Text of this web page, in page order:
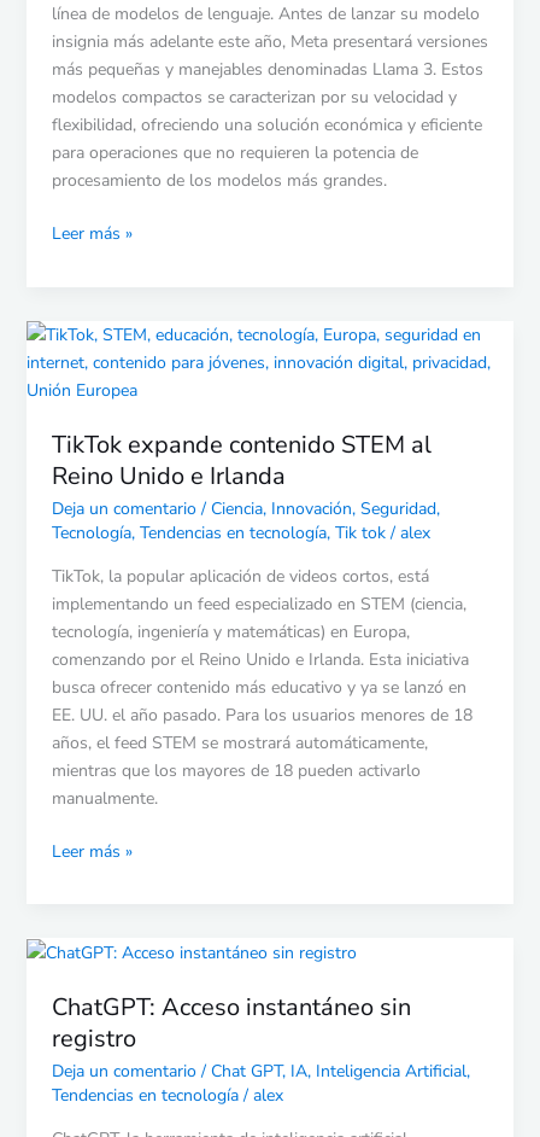
línea de modelos de lenguaje. Antes de lanzar su modelo
insignia más adelante este año, Meta presentará versiones
más pequeñas y manejables denominadas Llama 3. Estos
modelos compactos se caracterizan por su velocidad y
flexibilidad, ofreciendo una solución económica y eficiente
para operaciones que no requieren la potencia de
procesamiento de los modelos más grandes.
IA
económica
Leer más »
TikTok expande contenido STEM al
Reino Unido e Irlanda
Deja un comentario / Ciencia, Innovación, Seguridad,
Tecnología, Tendencias en tecnología, Tik tok/ alex
TikTok, la popular aplicación de videos cortos, está
implementando un feed especializado en STEM (ciencia,
tecnología, ingeniería y matemáticas) en Europa,
comenzando por el Reino Unido e Irlanda. Esta iniciativa
busca ofrecer contenido más educativo y ya se lanzó en
EE. UU. el año pasado. Para los usuarios menores de 18
años, el feed STEM se mostrará automáticamente,
mientras que los mayores de 18 pueden activarlo
manualmente.
TikTok
expande
contenido
al
Reino
Unido
e
Leer más »
ChatGPT: Acceso instantáneo sin
registro
Deja un comentario / Chat GPT, IA, Inteligencia Artificial,
Tendencias en tecnología/ alex
ChatGPT:
instantáneo
sin
registro